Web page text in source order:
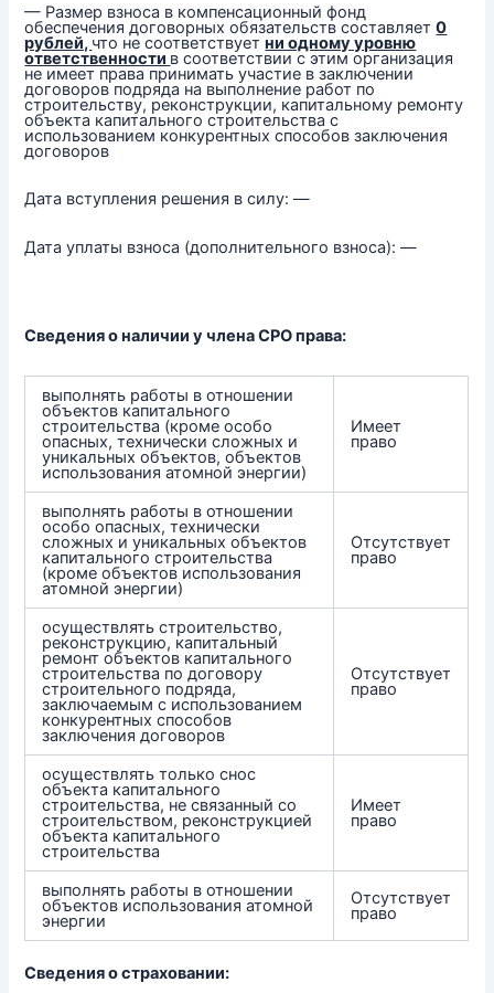
— Размер взноса в компенсационный фонд
обеспечения договорных обязательств составляет0
рублей, что не соответствуетни одному уровню
ответственности в соответствии с этим организация
не имеет права принимать участие в заключении
договоров подряда на выполнение работ по
строительству, реконструкции, капитальному ремонту
объекта капитального строительства с
использованием конкурентных способов заключения
договоров
Дата вступления решения в силу: —
Дата уплаты взноса (дополнительного взноса): —
Сведения о наличии у члена СРО права:
выполнять работы в отношении
объектов капитального
строительства (кроме особо
опасных, технически сложных и
уникальных объектов, объектов
использования атомной энергии)
Имеет
право
выполнять работы в отношении
особо опасных, технически
сложных и уникальных объектов
капитального строительства
(кроме объектов использования
атомной энергии)
Отсутствует
право
осуществлять строительство,
реконструкцию, капитальный
ремонт объектов капитального
строительства по договору
строительного подряда,
заключаемым с использованием
конкурентных способов
заключения договоров
Отсутствует
право
осуществлять только снос
объекта капитального
строительства, не связанный со
строительством, реконструкцией
объекта капитального
строительства
Имеет
право
выполнять работы в отношении
объектов использования атомной
энергии
Отсутствует
право
Сведения о страховании: